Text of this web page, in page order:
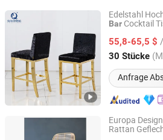
Edelstahl
Bar Cocktail
55,8-65,5 $
30 Stücke
Anfrage
Foshan Qiancheng Furniture
Guangdong, China Seit
Europa
Rattan
Foshan Hongkai Furniture Co., Ltd.